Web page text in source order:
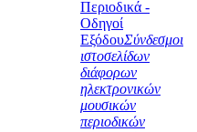
Περιοδικά -
Οδηγοί
ΕξόδουΣύνδεσμοι
ιστοσελίδων
διάφορων
ηλεκτρονικών
μουσικών
περιοδικών